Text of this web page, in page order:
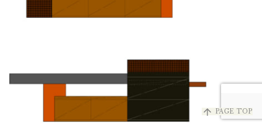
arrow_upward PAGE TOP